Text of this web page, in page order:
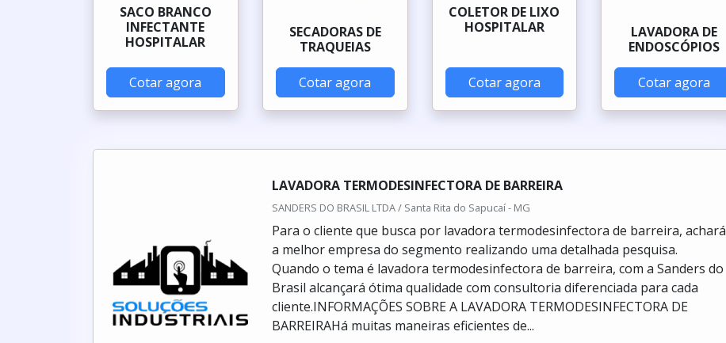
SACO BRANCO
INFECTANTE
HOSPITALAR
Cotar agora
SECADORAS DE
TRAQUEIAS
Cotar agora
COLETOR DE LIXO
HOSPITALAR
Cotar agora
LAVADORA DE
ENDOSCÓPIOS
Cotar agora
LAVADORA TERMODESINFECTORA DE BARREIRA
SANDERS DO BRASIL LTDA / Santa Rita do Sapucaí - MG
Para o cliente que busca por lavadora termodesinfectora de barreira, achará
a melhor empresa do segmento realizando uma detalhada pesquisa.
Quando o tema é lavadora termodesinfectora de barreira, com a Sanders do
Brasil alcançará ótima qualidade com consultoria diferenciada para cada
cliente.INFORMAÇÕES SOBRE A LAVADORA TERMODESINFECTORA DE
BARREIRAHá muitas maneiras eficientes de...